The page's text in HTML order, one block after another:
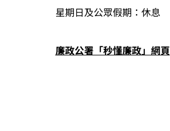
星期日及公眾假期：休息
廉政公署「秒懂廉政」網頁